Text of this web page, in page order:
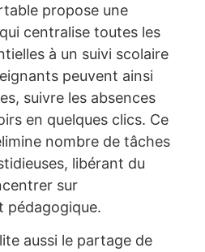
propose une
centralise toutes les
à un suivi scolaire
peuvent ainsi
suivre les absences
en quelques clics. Ce
nombre de tâches
libérant du
sur
pédagogique.
aussi le partage de